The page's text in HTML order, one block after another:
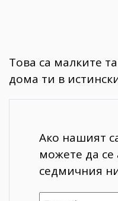
Това са малките
дома ти в
Ако нашият
можете да се
седмичния